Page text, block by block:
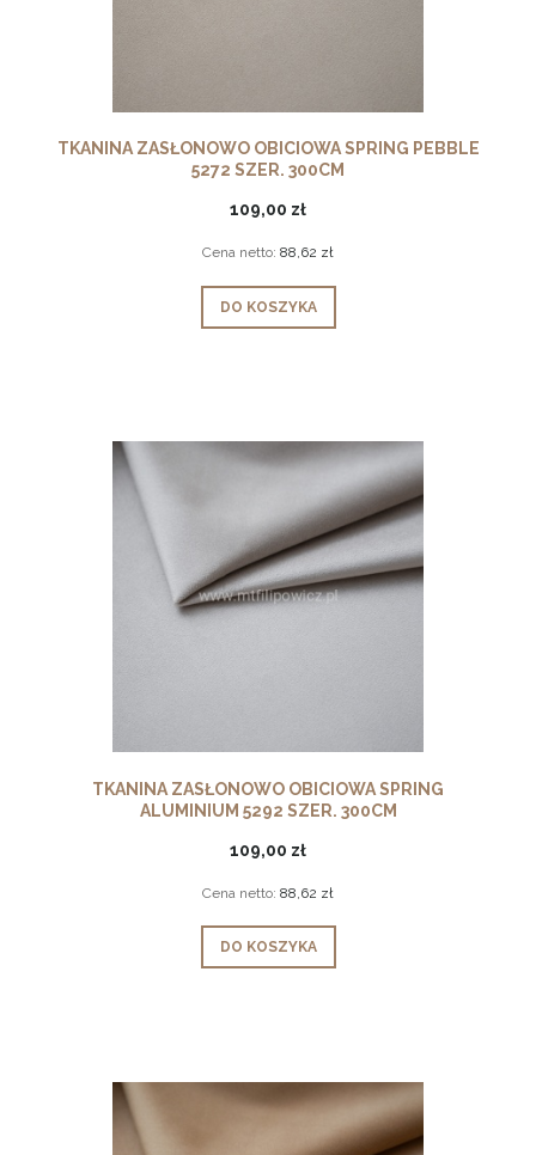
TKANINA ZASŁONOWO OBICIOWA SPRING PEBBLE
5272 SZER. 300CM
109,00 zł
Cena netto: 88,62 zł
DO KOSZYKA
TKANINA ZASŁONOWO OBICIOWA SPRING
ALUMINIUM 5292 SZER. 300CM
109,00 zł
Cena netto: 88,62 zł
DO KOSZYKA